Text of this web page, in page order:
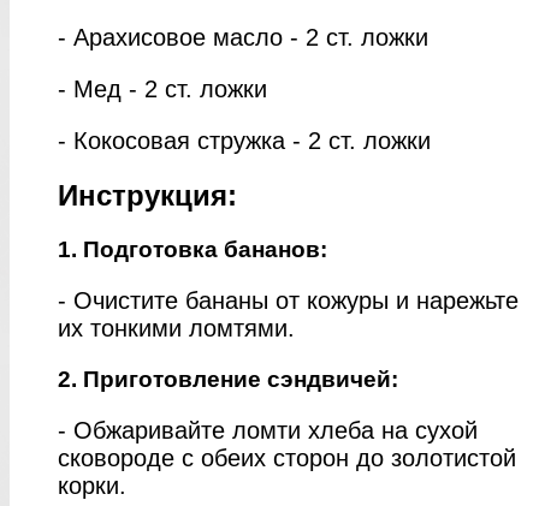
- Арахисовое масло - 2 ст. ложки
- Мед - 2 ст. ложки
- Кокосовая стружка - 2 ст. ложки
Инструкция:
1. Подготовка бананов:
- Очистите бананы от кожуры и нарежьте
их тонкими ломтями.
2. Приготовление сэндвичей:
- Обжаривайте ломти хлеба на сухой
сковороде с обеих сторон до золотистой
корки.